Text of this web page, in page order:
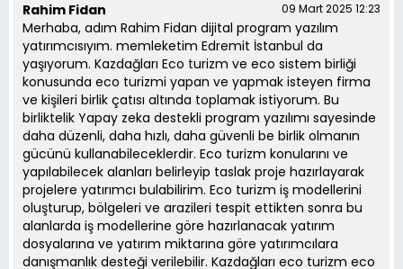
Rahim Fidan 09 Mart 2025 12:23
Merhaba, adım Rahim Fidan dijital program yazılım
yatırımcısıyım. memleketim Edremit İstanbul da
yaşıyorum. Kazdağları Eco turizm ve eco sistem birliği
konusunda eco turizmi yapan ve yapmak isteyen firma
ve kişileri birlik çatısı altında toplamak istiyorum. Bu
birliktelik Yapay zeka destekli program yazılımı sayesinde
daha düzenli, daha hızlı, daha güvenli be birlik olmanın
gücünü kullanabileceklerdir. Eco turizm konularını ve
yapılabilecek alanları belirleyip taslak proje hazırlayarak
projelere yatırımcı bulabilirim. Eco turizm iş modellerini
oluşturup, bölgeleri ve arazileri tespit ettikten sonra bu
alanlarda iş modellerine göre hazırlanacak yatırım
dosyalarına ve yatırım miktarına göre yatırımcılara
danışmanlık desteği verilebilir. Kazdağları eco turizm eco